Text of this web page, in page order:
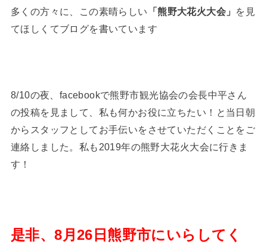
多くの方々に、この素晴らしい 「熊野大花火大会」 を見
てほしくてブログを書いています
8/10の夜、facebookで熊野市観光協会の会長中平さん
の投稿を見まして、私も何かお役に立ちたい！と当日朝
からスタッフとしてお手伝いをさせていただくことをご
連絡しました。私も2019年の熊野大花火大会に行きま
す！
是非、8月26日熊野市にいらしてく